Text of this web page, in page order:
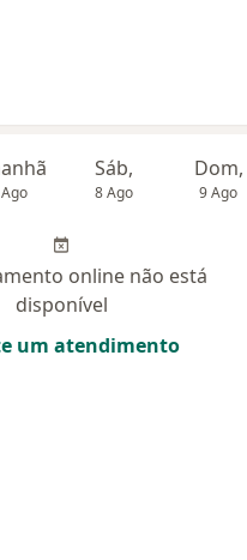
Sáb,
8 Ago
Dom,
9 Ago
online não está
disponível
um atendimento